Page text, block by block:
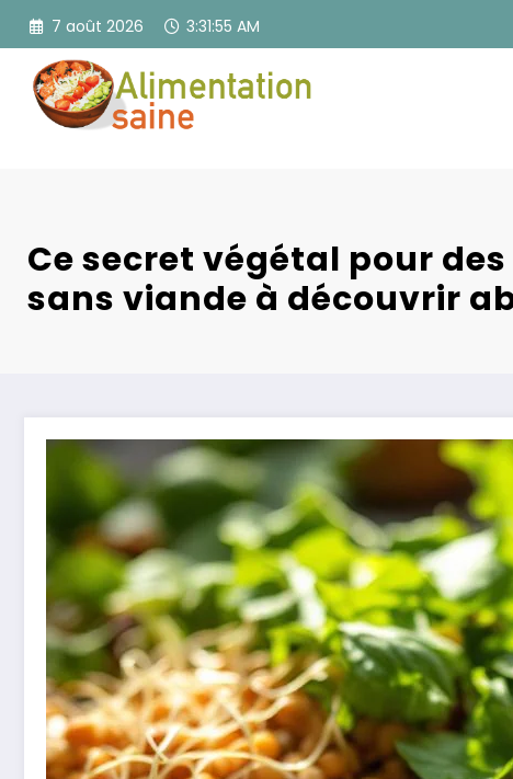
Aller
contenu
7 août 2026 3:31:56 AM
Ce secret végétal pour
sans viande à découvrir